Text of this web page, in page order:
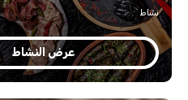
نشاط
عرض النشاط